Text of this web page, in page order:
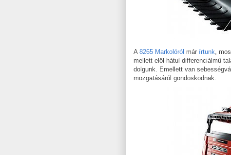
A 8265 Markolóról már írtunk,
mellett elöl-hátul differenciálmű
dolgunk. Emellett van
mozgatásáról gondoskodnak.